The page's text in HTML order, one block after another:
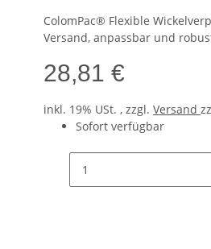
ColomPac® Flexible
Versand, anpassbar und
28,81 €
inkl. 19% USt. , zzgl. Versand
Sofort verfügbar